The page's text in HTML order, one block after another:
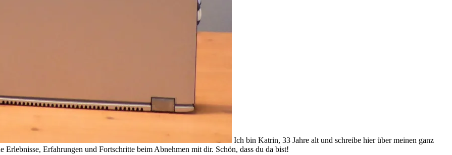
Ich bin Katrin, 33 Jahre alt und schreibe hier über meinen ganz
Erfahrungen und Fortschritte beim Abnehmen mit dir. Schön, dass du da bist!